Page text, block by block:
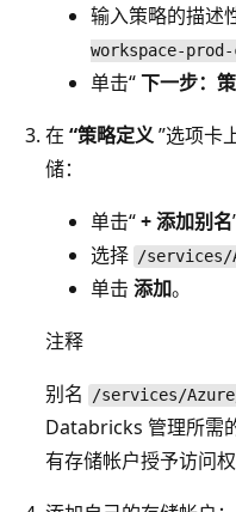
输入策略的描述
workspace-
单击“下一步：
在 “策略定义”选项卡
储：
单击“+ 添加别名
选择 /services/
单击 添加。
注释
别名
/services/
Databricks 管理所需
有存储帐户授予访问权